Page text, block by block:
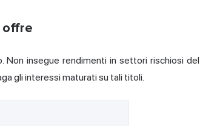
offre
insegue rendimenti in settori rischiosi del
gli interessi maturati su tali titoli.